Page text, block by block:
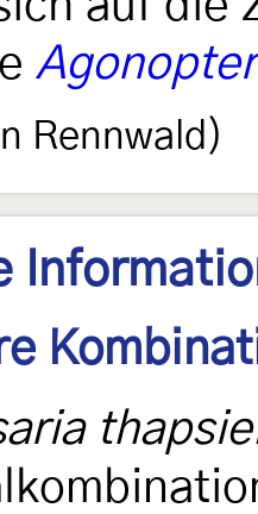
Rennwald)